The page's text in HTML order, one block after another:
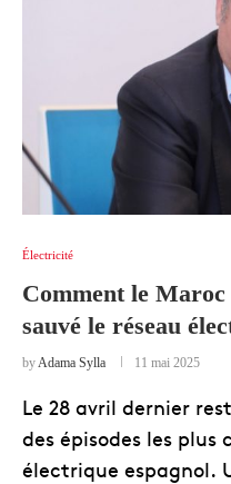
Électricité
Comment le
sauvé le réseau
byAdama Sylla 11 mai 2025
Le 28 avril dernier
des épisodes les plus
électrique espagnol.